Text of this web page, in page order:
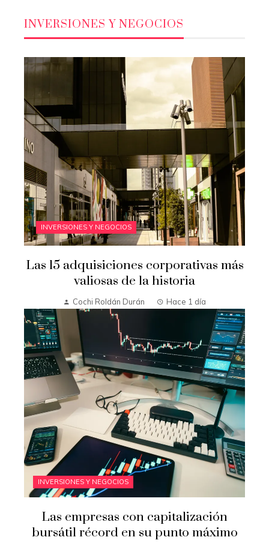
INVERSIONES Y NEGOCIOS
INVERSIONES Y NEGOCIOS
Las 15 adquisiciones corporativas más
valiosas de la historia
Cochi Roldán Durán Hace 1 día
INVERSIONES Y NEGOCIOS
Las empresas con capitalización
bursátil récord en su punto máximo